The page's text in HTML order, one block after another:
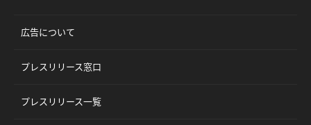
広告について
プレスリリース窓口
プレスリリース一覧